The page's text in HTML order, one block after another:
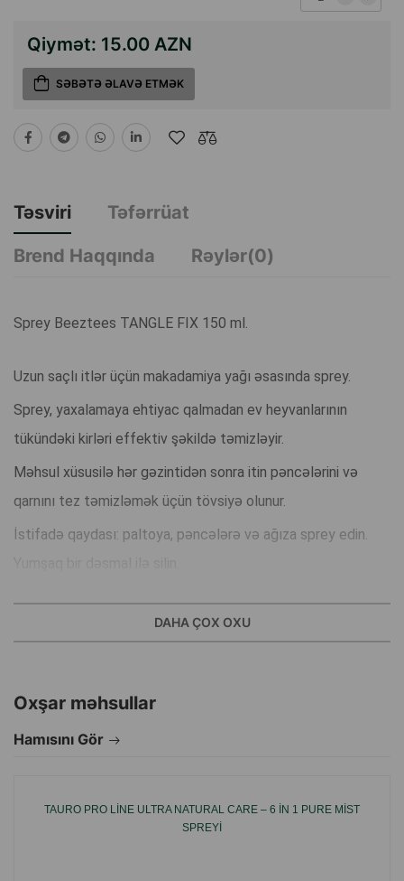
Qiymət: 15.00 AZN
SƏBƏTƏ ƏLAVƏ ETMƏK
Təsviri
Təfərrüat
Brend Haqqında
Rəylər(0)
Sprey Beeztees TANGLE FIX 150 ml.
Uzun saçlı itlər üçün makadamiya yağı əsasında sprey.
Sprey, yaxalamaya ehtiyac qalmadan ev heyvanlarının
tükündəki kirləri effektiv şəkildə təmizləyir.
Məhsul xüsusilə hər gəzintidən sonra itin pəncələrini və
qarnını tez təmizləmək üçün tövsiyə olunur.
İstifadə qaydası: paltoya, pəncələrə və ağıza sprey edin.
Lazım olduqda məhsul gündə bir neçə dəfə istifadə edilə
bilər.
İstehsalçı ölkə: Hollandiya.
DAHA ÇOX OXU
Oxşar məhsullar
Hamısını Gör
TAURO PRO LINE ULTRA NATURAL CARE – 6 IN 1 PURE MIST
SPREYI